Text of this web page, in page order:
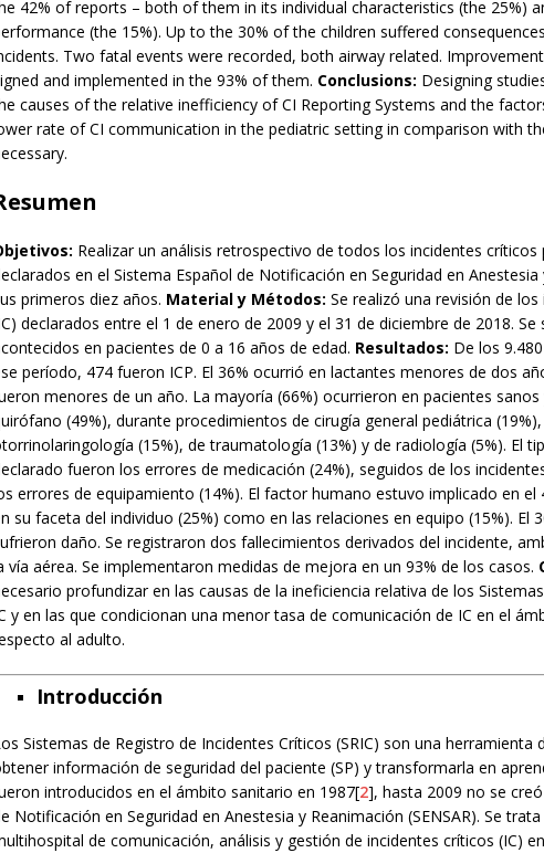
42% of reports – both of them in its individual characteristics (the 25%)
(the 15%). Up to the 30% of the children suffered
Two fatal events were recorded, both airway related.
and implemented in the 93% of them. Conclusions: Designing
causes of the relative inefficiency of CI Reporting Systems and the
rate of CI communication in the pediatric setting in comparison with
Realizar un análisis retrospectivo de todos los incidentes críticos
en el Sistema Español de Notificación en Seguridad en Anestesia
primeros diez años. Material y Métodos: Se realizó una revisión de
declarados entre el 1 de enero de 2009 y el 31 de diciembre de 2018. Se
en pacientes de 0 a 16 años de edad. Resultados: De los
período, 474 fueron ICP. El 36% ocurrió en lactantes menores de dos
menores de un año. La mayoría (66%) ocurrieron en pacientes
(49%), durante procedimientos de cirugía general pediátrica
(15%), de traumatología (13%) y de radiología (5%). El
fueron los errores de medicación (24%), seguidos de los
errores de equipamiento (14%). El factor humano estuvo implicado en el
su faceta del individuo (25%) como en las relaciones en equipo (15%). El
daño. Se registraron dos fallecimientos derivados del incidente,
vía aérea. Se implementaron medidas de mejora en un 93% de los casos.
profundizar en las causas de la ineficiencia relativa de los
y en las que condicionan una menor tasa de comunicación de IC en el
al adulto.
Introducción
Sistemas de Registro de Incidentes Críticos (SRIC) son una herramienta
información de seguridad del paciente (SP) y transformarla en
introducidos en el ámbito sanitario en 1987[2], hasta 2009 no se
Notificación en Seguridad en Anestesia y Reanimación (SENSAR). Se
de comunicación, análisis y gestión de incidentes críticos (IC)